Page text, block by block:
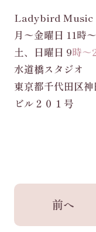
Ladybird Music
月〜金曜日 11時
土、日曜日 9時～
水道橋スタジオ
東京都千代田区
ビル２０１号
前へ